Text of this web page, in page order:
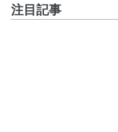
注目記事